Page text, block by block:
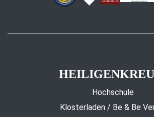
Hochschule
Klosterladen / Be & Be